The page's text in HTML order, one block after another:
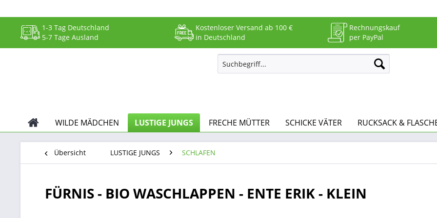
1-3 Tag Deutschland
5-7 Tage Ausland
Kostenloser Versand ab 100 €
in Deutschland
Rechnungskauf
per PayPal
WILDE MÄDCHEN LUSTIGE JUNGS FRECHE MÜTTER SCHICKE VÄTER RUCKSACK &
Übersicht LUSTIGE JUNGS SCHLAFEN
FÜRNIS - BIO WASCHLAPPEN - ENTE ERIK - KLEIN